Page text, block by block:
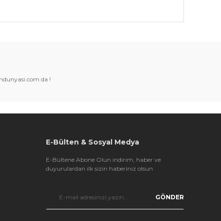
tarafımıza iletebilirsiniz.
da !
E-Bülten & Sosyal Medya
E-Bültene Abone Olun indirim, haber ve
duyurulardan ilk sizin haberiniz olsun
GÖNDER